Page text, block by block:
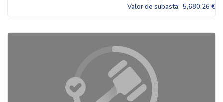
Valor de subasta: 5,680.26 €